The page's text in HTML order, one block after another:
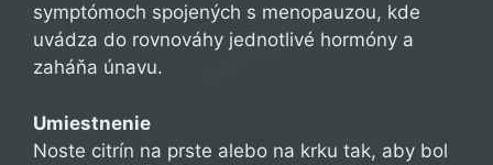
symptómoch spojených s menopauzou, kde
uvádza do rovnováhy jednotlivé hormóny a
zaháňa únavu.
Umiestnenie
Noste citrín na prste alebo na krku tak, aby bol